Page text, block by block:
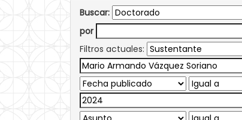
Buscar:
por
Filtros actuales: